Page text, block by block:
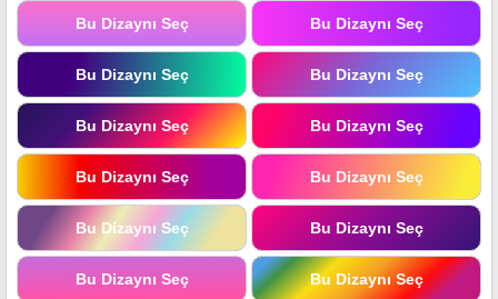
Bu Dizaynı Seç Bu Dizaynı Seç
Bu Dizaynı Seç Bu Dizaynı Seç
Bu Dizaynı Seç Bu Dizaynı Seç
Bu Dizaynı Seç Bu Dizaynı Seç
Bu Dizaynı Seç Bu Dizaynı Seç
Bu Dizaynı Seç Bu Dizaynı Seç